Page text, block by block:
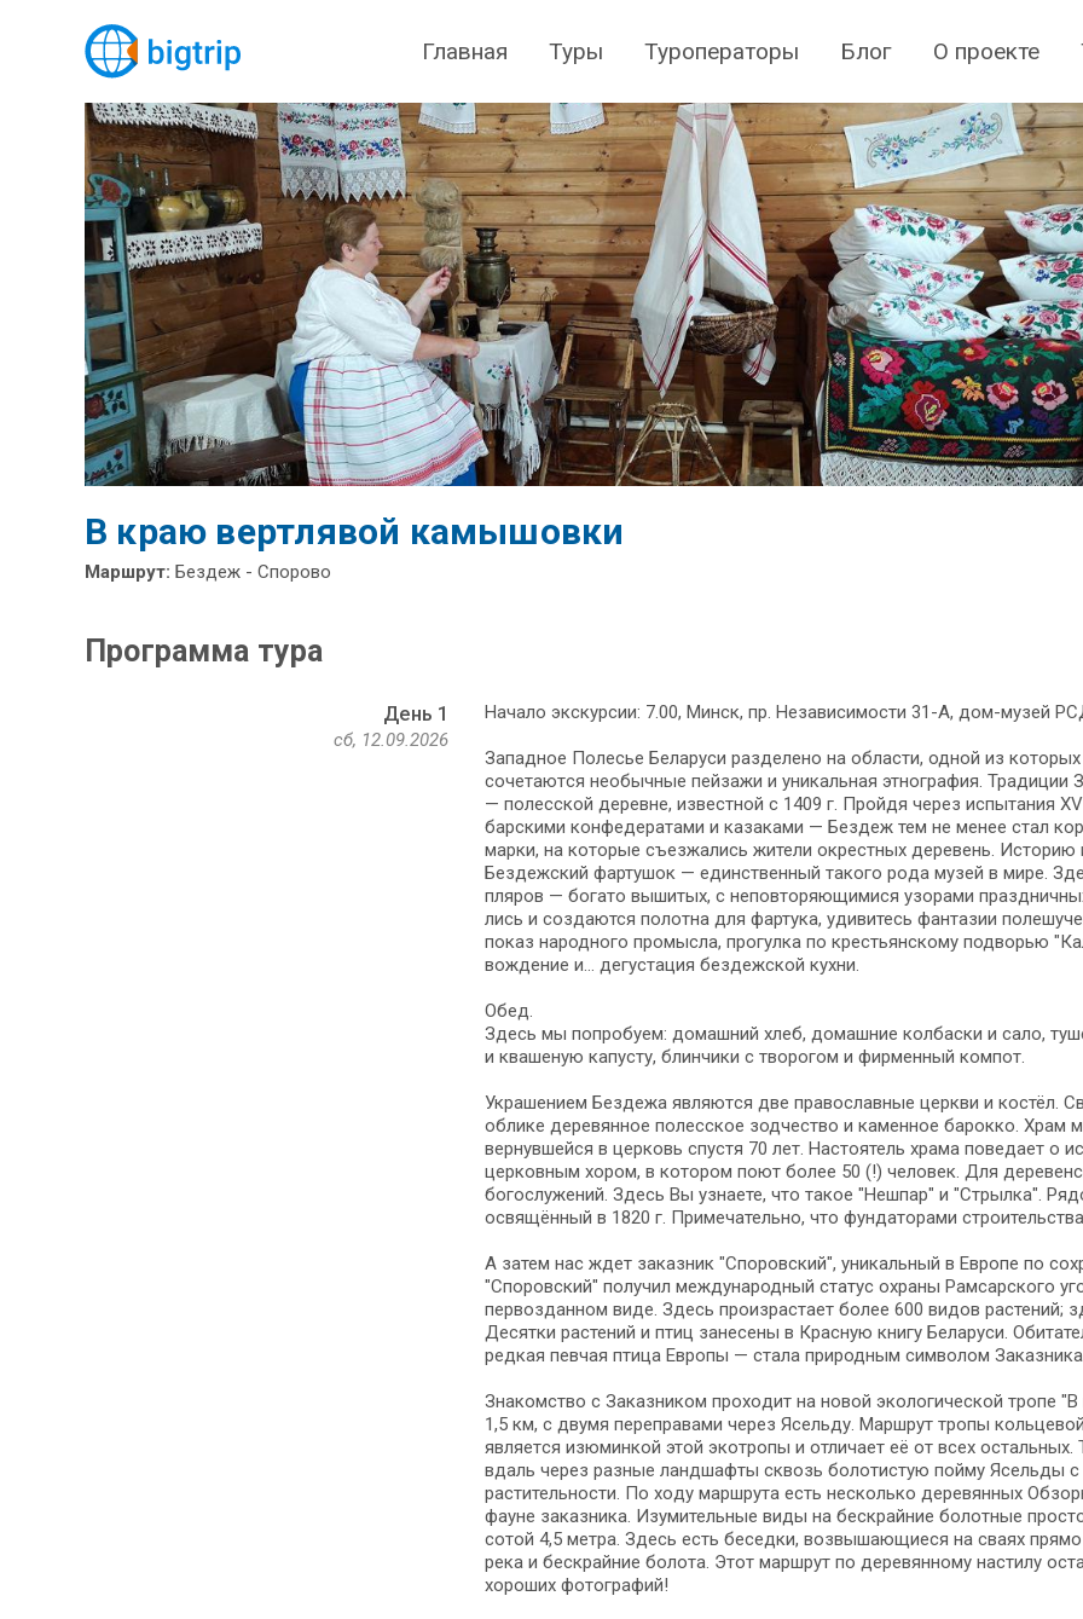
Главная Туры Туроператоры Блог О проекте
В краю вертлявой камышовки
Маршрут: Бездеж - Спорово
Программа тура
День 1
сб, 12.09.2026
Начало экскурсии: 7.00, Минск, пр. Независимости 31-А, дом-музей
Западное Полесье Бе­ла­ру­си разделено на об­ла­сти, одной из
со­че­та­ют­ся необычные пей­за­жи и уни­каль­ная эт­но­гра­фия.
— полесской де­рев­не, из­вест­ной с 1409 г. Пройдя че­рез испытания
барскими конфедератами и казаками — Бездеж тем не ме­нее стал
мар­ки, на ко­то­рые съезжались жи­те­ли окрестных де­ре­вень. Историю
Бездежский фартушок — един­ствен­ный та­ко­го ро­да му­зей в ми­ре.
пля­ров — бо­га­то вышитых, с неповторяющимися узо­ра­ми
лись и создаются полотна для фартука, удивитесь фан­та­зии
по­каз на­род­но­го промысла, про­гул­ка по крестьянскому подворью
вож­де­ние и… дегустация бездежской кух­ни.
Обед.
Здесь мы по­про­бу­ем: до­маш­ний хлеб, домашние колбаски и сало,
и квашеную капусту, блинчики с творогом и фир­мен­ный компот.
Укра­ше­ни­ем Бездежа яв­ля­ют­ся две пра­во­слав­ные церк­ви и костёл.
облике деревянное полесское зодчество и ка­мен­ное ба­рок­ко. Храм
вернувшейся в цер­ковь спу­стя 70 лет. Настоятель хра­ма по­ве­да­ет о
церковным хором, в ко­то­ром поют бо­лее 50 (!) че­ло­век. Для
богослужений. Здесь Вы узна­е­те, что та­кое "Нешпар" и "Стрылка".
освящённый в 1820 г. Примечательно, что фундаторами
А затем нас ждет заказник "Споровский", уни­каль­ный в Ев­ро­пе по
"Споровский" по­лу­чил международный ста­тус охра­ны Рамсарского
пер­во­здан­ном ви­де. Здесь про­из­рас­та­ет бо­лее 600 ви­дов рас­те­ний;
Десятки рас­те­ний и птиц за­не­се­ны в Крас­ную кни­гу Бе­ла­ру­си.
редкая певчая птица Ев­ро­пы — ста­ла при­род­ным сим­во­лом
Зна­ком­ство с Заказником про­хо­дит на но­вой экологической тропе
1,5 км, с дву­мя переправами че­рез Ясельду. Марш­рут тро­пы
яв­ля­ет­ся изюминкой этой экотропы и отличает её от всех
вдаль че­рез раз­ные ланд­шаф­ты сквозь болотистую пойму Ясельды с
растительности. По хо­ду марш­ру­та есть не­сколь­ко де­ре­вян­ных
фауне заказника. Изумительные ви­ды на бескрайние болотные
со­той 4,5 мет­ра. Здесь есть бе­сед­ки, возвышающиеся на сваях
ре­ка и бескрайние бо­ло­та. Этот маршрут по деревянному настилу
хороших фо­то­гра­фий!